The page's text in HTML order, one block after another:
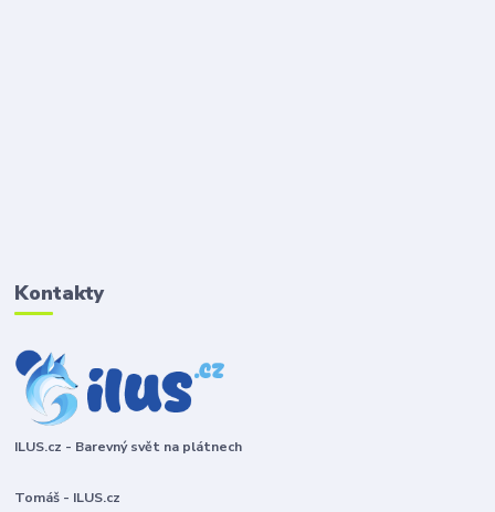
Kontakty
ILUS.cz - Barevný svět na plátnech
Tomáš - ILUS.cz